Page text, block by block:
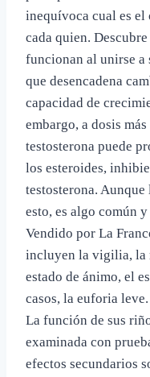
inequívoca cual es el
cada quien.
funcionan al unirse a
que desencadena
capacidad de
embargo, a dosis
testosterona puede
los esteroides,
testosterona.
esto, es algo común
Vendido por La
incluyen la vigilia, la
estado de ánimo, el
casos, la euforia
La función de sus
examinada con
efectos secundarios